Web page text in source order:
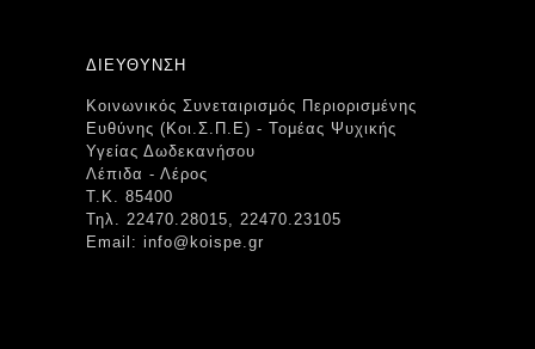
ΔΙΕΥΘΥΝΣΗ
Κοινωνικός Συνεταιρισμός Περιορισμένης
Ευθύνης (Κοι.Σ.Π.Ε) - Τομέας Ψυχικής
Υγείας Δωδεκανήσου
Λέπιδα - Λέρος
Τ.Κ. 85400
Τηλ. 22470.28015, 22470.23105
Email: info@koispe.gr